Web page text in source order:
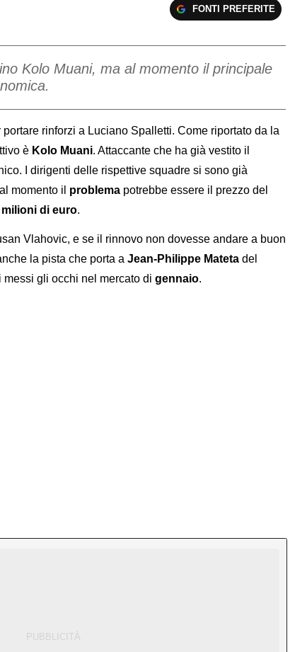
FONTI PREFERITE
Kolo Muani, ma al momento il principale
portare rinforzi a Luciano Spalletti. Come riportato da la
è Kolo Muani. Attaccante che ha già vestito il
I dirigenti delle rispettive squadre si sono già
momento il problema potrebbe essere il prezzo del
milioni di euro.
Vlahovic, e se il rinnovo non dovesse andare a buon
la pista che porta a Jean-Philippe Mateta del
gli occhi nel mercato di gennaio.